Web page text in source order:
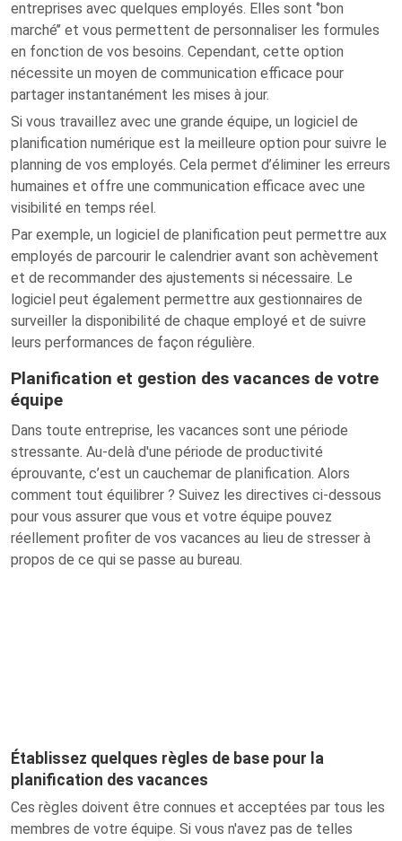
entreprises avec quelques employés. Elles sont ‘’bon
marché’’ et vous permettent de personnaliser les formules
en fonction de vos besoins. Cependant, cette option
nécessite un moyen de communication efficace pour
partager instantanément les mises à jour.
Si vous travaillez avec une grande équipe, un logiciel de
planification numérique est la meilleure option pour suivre le
planning de vos employés. Cela permet d’éliminer les erreurs
humaines et offre une communication efficace avec une
visibilité en temps réel.
Par exemple, un logiciel de planification peut permettre aux
employés de parcourir le calendrier avant son achèvement
et de recommander des ajustements si nécessaire. Le
logiciel peut également permettre aux gestionnaires de
surveiller la disponibilité de chaque employé et de suivre
leurs performances de façon régulière.
Planification et gestion des vacances de votre
équipe
Dans toute entreprise, les vacances sont une période
stressante. Au-delà d'une période de productivité
éprouvante, c’est un cauchemar de planification. Alors
comment tout équilibrer ? Suivez les directives ci-dessous
pour vous assurer que vous et votre équipe pouvez
réellement profiter de vos vacances au lieu de stresser à
propos de ce qui se passe au bureau.
Établissez quelques règles de base pour la
planification des vacances
Ces règles doivent être connues et acceptées par tous les
membres de votre équipe. Si vous n'avez pas de telles